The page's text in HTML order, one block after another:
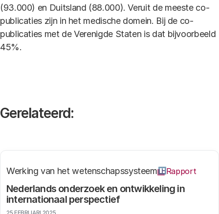
(93.000) en Duitsland (88.000). Veruit de meeste co-
publicaties zijn in het medische domein. Bij de co-
publicaties met de Verenigde Staten is dat bijvoorbeeld
45%.
Gerelateerd:
Nederlands onderzoek en ontwikkeling in
internationaal perspectief
Werking van het wetenschapssysteem Rapport